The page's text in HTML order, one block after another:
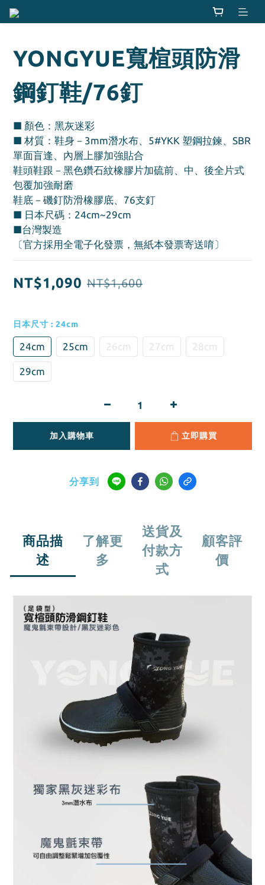
YONGYUE寬楦頭防滑
鋼釘鞋/76釘
■ 顏色：黑灰迷彩
■ 材質：鞋身－3mm潛水布、5#YKK 塑鋼拉鍊、SBR
單面盲逢、內層上膠加強貼合
鞋頭鞋跟－黑色鑽石紋橡膠片加硫前、中、後全片式
包覆加強耐磨
鞋底－磯釘防滑橡膠底、76支釘
■ 日本尺碼：24cm~29cm
■台灣製造
〔官方採用全電子化發票，無紙本發票寄送唷〕
NT$1,090 NT$1,600
日本尺寸 : 24cm
24cm 25cm 26cm 27cm 28cm
29cm
加入購物車 立即購買
分享到
商品描
述
了解更
多
送貨及
付款方
式
顧客評
價